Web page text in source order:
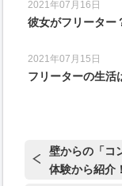
2021年07月16日
彼女がフリーター
2021年07月15日
フリーターの生活
壁からの「コ
体験から紹介！